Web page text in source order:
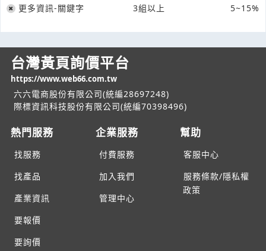
更多資訊-關鍵字
3組以上 5~15%
台灣黃頁詢價平台
https://www.web66.com.tw
六六電商股份有限公司(統編28697248)
際標資訊科技股份有限公司(統編70398496)
熱門服務
找服務
找產品
產業資訊
要報價
要詢價
企業服務
付費服務
加入我們
管理中心
幫助
客服中心
服務條款/隱私權
政策